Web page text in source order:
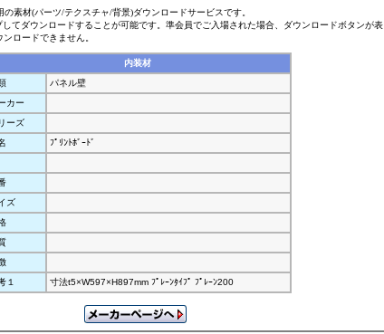
素材(パーツ/テクスチャ/背景)ダウンロードサービスです。
てダウンロードすることが可能です。準会員でご入場された場合、ダウンロードボタンが表
ロードできません。
内装材
パネル壁
カー
ーズ
ﾌﾟﾘﾝﾄﾎﾞｰﾄﾞ
ズ
１
寸法t5×W597×H897mm ﾌﾟﾚｰﾝﾀｲﾌﾟ ﾌﾟﾚｰﾝ200